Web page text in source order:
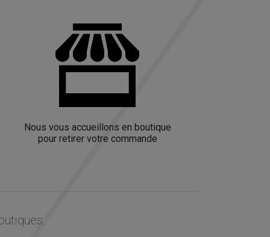
Nous vous accueillons en boutique
pour retirer votre commande